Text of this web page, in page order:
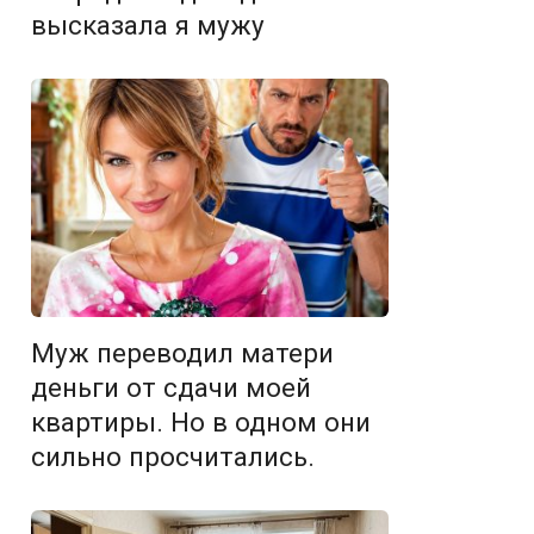
высказала я мужу
Муж переводил матери
деньги от сдачи моей
квартиры. Но в одном они
сильно просчитались.